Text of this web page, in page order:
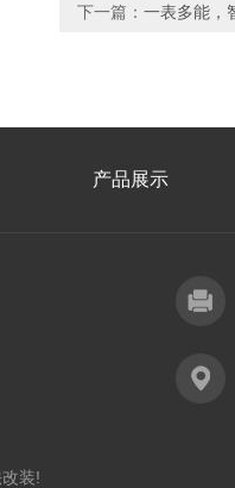
下一篇： 一表多能，
产品展示
装!